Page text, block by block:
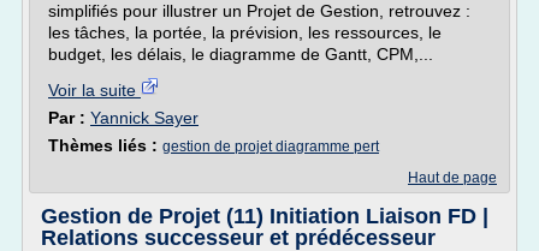
simplifiés pour illustrer un Projet de Gestion, retrouvez :
les tâches, la portée, la prévision, les ressources, le
budget, les délais, le diagramme de Gantt, CPM,...
Voir la suite
Par : Yannick Sayer
Thèmes liés : gestion de projet diagramme pert
Haut de page
Gestion de Projet (11) Initiation Liaison FD |
Relations successeur et prédécesseur